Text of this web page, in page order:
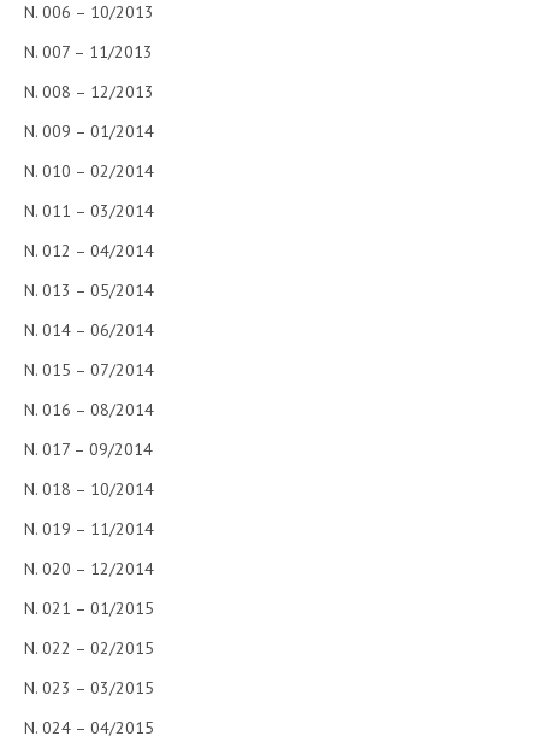
N. 006 – 10/2013
N. 007 – 11/2013
N. 008 – 12/2013
N. 009 – 01/2014
N. 010 – 02/2014
N. 011 – 03/2014
N. 012 – 04/2014
N. 013 – 05/2014
N. 014 – 06/2014
N. 015 – 07/2014
N. 016 – 08/2014
N. 017 – 09/2014
N. 018 – 10/2014
N. 019 – 11/2014
N. 020 – 12/2014
N. 021 – 01/2015
N. 022 – 02/2015
N. 023 – 03/2015
N. 024 – 04/2015